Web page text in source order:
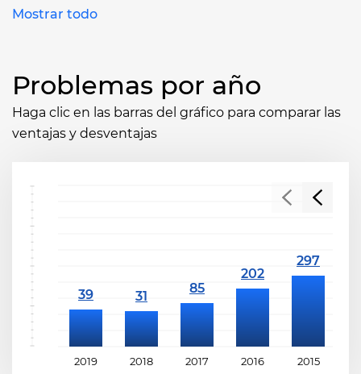
Mostrar todo
Problemas por año
Haga clic en las barras del gráfico para comparar las
ventajas y desventajas
2019 2018 2017 2016 2015